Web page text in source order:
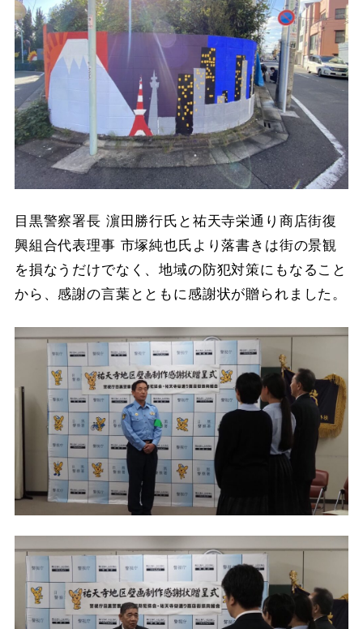
目黒警察署長 濵田勝行氏と祐天寺栄通り商店街復
興組合代表理事 市塚純也氏より落書きは街の景観
を損なうだけでなく、地域の防犯対策にもなること
から、感謝の言葉とともに感謝状が贈られました。